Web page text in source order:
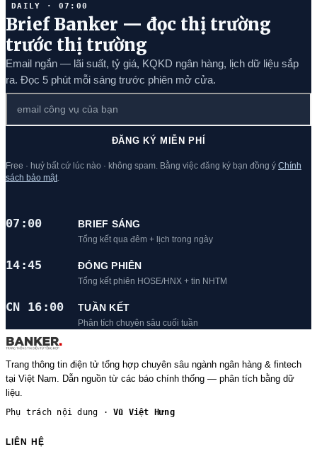
DAILY · 07:00
Brief Banker — đọc thị trường
trước thị trường
Email ngắn — lãi suất, tỷ giá, KQKD ngân hàng, lịch dữ liệu sắp
ra. Đọc 5 phút mỗi sáng trước phiên mở cửa.
ĐĂNG KÝ MIỄN PHÍ
Free · huỷ bất cứ lúc nào · không spam. Bằng việc đăng ký bạn đồng ý Chính
sách bảo mật
07:00 BRIEF SÁNG
Tổng kết qua đêm + lịch trong ngày
14:45 ĐÓNG PHIÊN
Tổng kết phiên HOSE/HNX + tin NHTM
CN 16:00 TUẦN KẾT
Phân tích chuyên sâu cuối tuần
Trang thông tin điện tử tổng hợp chuyên sâu ngành ngân hàng & fintech
tại Việt Nam. Dẫn nguồn từ các báo chính thống — phân tích bằng dữ
liệu.
Phụ trách nội dung ·Vũ Việt Hưng
LIÊN HỆ